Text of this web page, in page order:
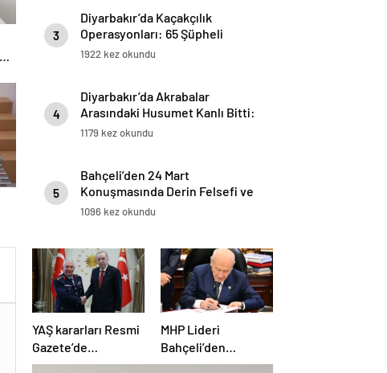
3
Diyarbakır’da Kaçakçılık
Operasyonları: 65 Şüpheli
Yakalandı
1922 kez okundu
4
Diyarbakır’da Akrabalar
Arasındaki Husumet Kanlı Bitti:
21 Yaşında Genç Adam Hayatını
1179 kez okundu
5
Bahçeli’den 24 Mart
Konuşmasında Derin Felsefi ve
Stratejik Vizyon: “İnsan
1096 kez okundu
YAŞ kararları Resmi
Gazete’de
yayımlandı: Yeni
MHP Lideri
Bahçeli’den
‘Terörsüz Türkiye’